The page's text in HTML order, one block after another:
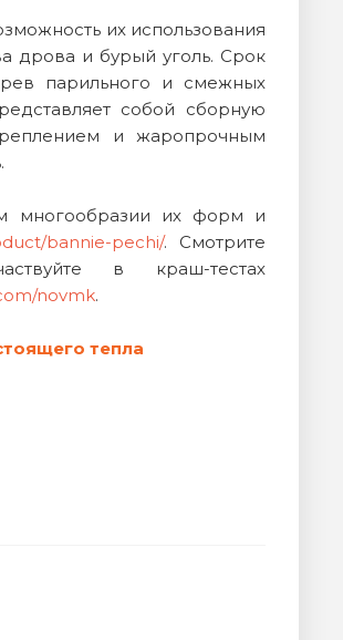
их использования
дрова и бурый уголь. Срок
парильного и смежных
собой сборную
и жаропрочным
многообразии их форм и
bannie-pechi/. Смотрите
в краш-тестах
novmk.
тепла